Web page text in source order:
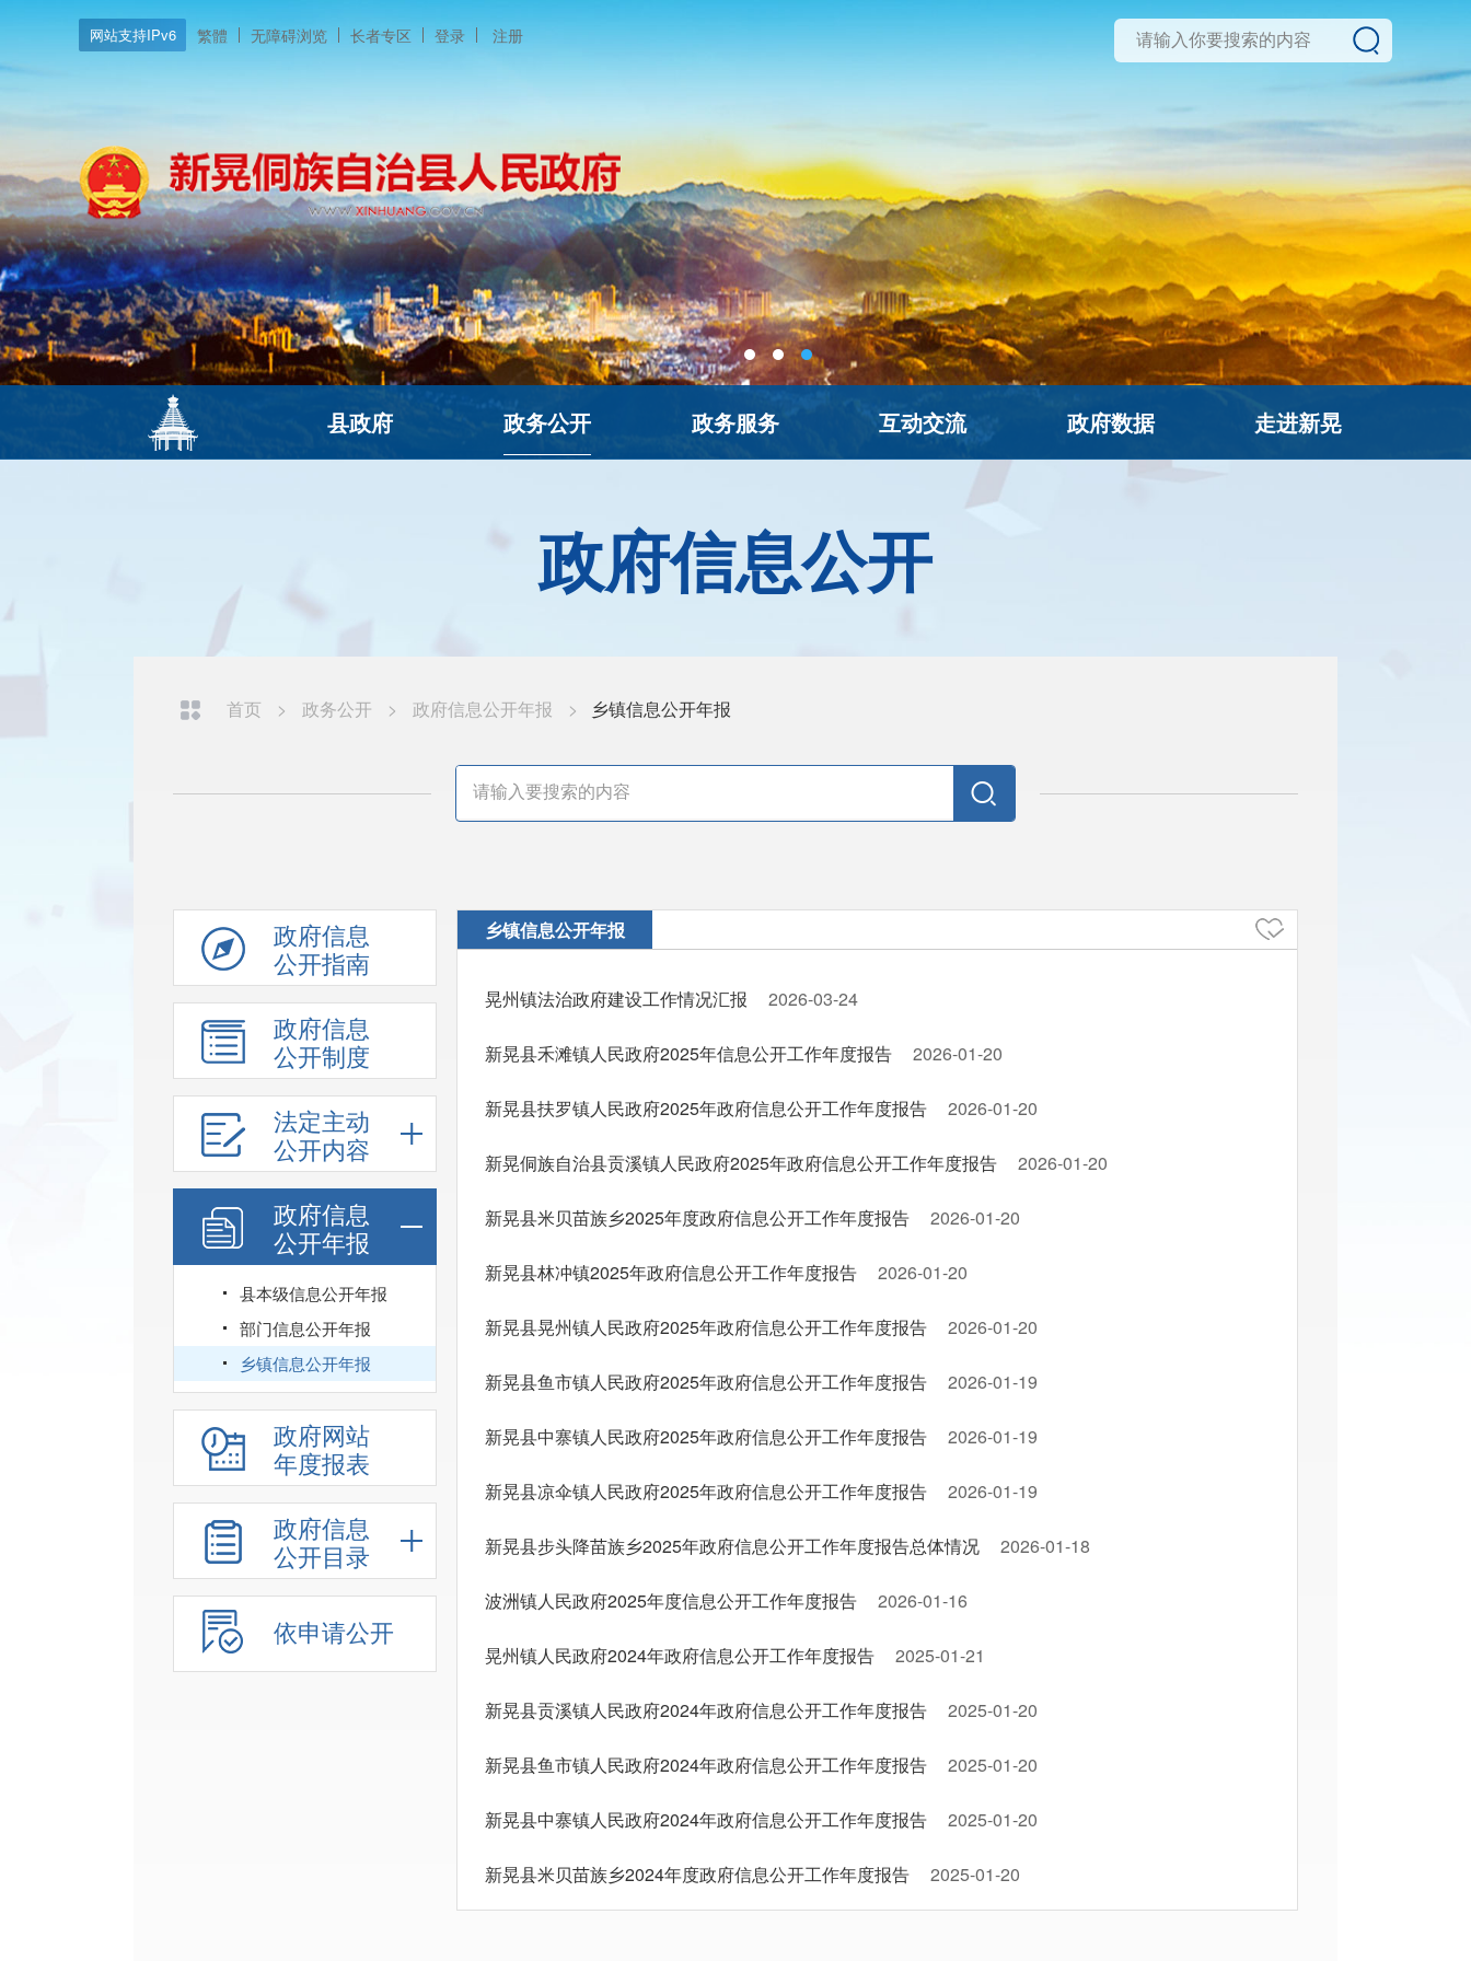
网站支持IPv6 繁體 无障碍浏览 长者专区 登录 注册
县政府 政务公开 政务服务 互动交流 政府数据 走进新晃
政府信息公开
首页 > 政务公开 > 政府信息公开年报 > 乡镇信息公开年报
政府信息
公开指南
政府信息
公开制度
法定主动
公开内容
政府信息
公开年报
县本级信息公开年报
部门信息公开年报
乡镇信息公开年报
政府网站
年度报表
政府信息
公开目录
依申请公开
乡镇信息公开年报
晃州镇法治政府建设工作情况汇报 2026-03-24
新晃县禾滩镇人民政府2025年信息公开工作年度报告 2026-01-20
新晃县扶罗镇人民政府2025年政府信息公开工作年度报告 2026-01-20
新晃侗族自治县贡溪镇人民政府2025年政府信息公开工作年度报告 2026-01-20
新晃县米贝苗族乡2025年度政府信息公开工作年度报告 2026-01-20
新晃县林冲镇2025年政府信息公开工作年度报告 2026-01-20
新晃县晃州镇人民政府2025年政府信息公开工作年度报告 2026-01-20
新晃县鱼市镇人民政府2025年政府信息公开工作年度报告 2026-01-19
新晃县中寨镇人民政府2025年政府信息公开工作年度报告 2026-01-19
新晃县凉伞镇人民政府2025年政府信息公开工作年度报告 2026-01-19
新晃县步头降苗族乡2025年政府信息公开工作年度报告总体情况 2026-01-18
波洲镇人民政府2025年度信息公开工作年度报告 2026-01-16
晃州镇人民政府2024年政府信息公开工作年度报告 2025-01-21
新晃县贡溪镇人民政府2024年政府信息公开工作年度报告 2025-01-20
新晃县鱼市镇人民政府2024年政府信息公开工作年度报告 2025-01-20
新晃县中寨镇人民政府2024年政府信息公开工作年度报告 2025-01-20
新晃县米贝苗族乡2024年度政府信息公开工作年度报告 2025-01-20